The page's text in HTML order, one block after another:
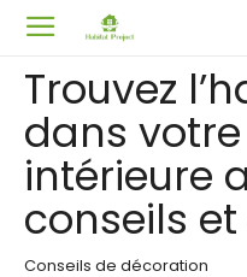
Trouvez
dans
intérieure
conseils
Conseils de décoration